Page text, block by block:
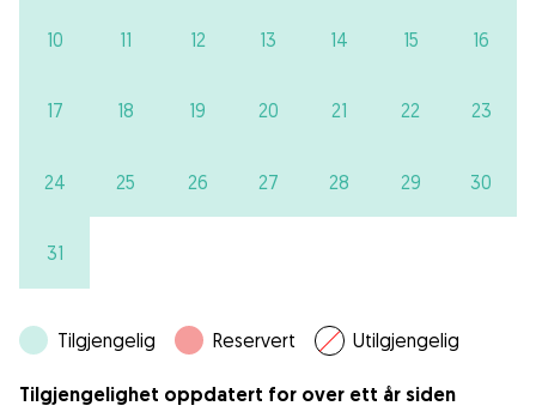
10 11 12 13 14 15 16
17 18 19 20 21 22 23
24 25 26 27 28 29 30
31
Tilgjengelig Reservert Utilgjengelig
Tilgjengelighet oppdatert for over ett år siden